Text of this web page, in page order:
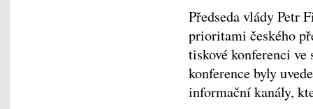
Předseda vlády Petr
prioritami českého
tiskové konferenci
konference byly
informační kanály,